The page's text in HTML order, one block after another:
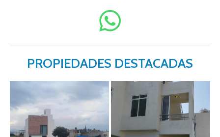
PROPIEDADES DESTACADAS